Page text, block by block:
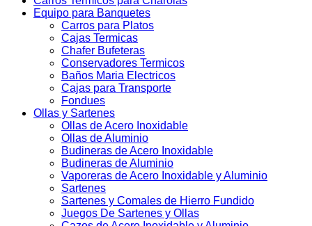
Equipo para Banquetes
Carros para Platos
Cajas Termicas
Chafer Bufeteras
Conservadores Termicos
Baños Maria Electricos
Cajas para Transporte
Fondues
Ollas y Sartenes
Ollas de Acero Inoxidable
Ollas de Aluminio
Budineras de Acero Inoxidable
Budineras de Aluminio
Vaporeras de Acero Inoxidable y Aluminio
Sartenes
Sartenes y Comales de Hierro Fundido
Juegos De Sartenes y Ollas